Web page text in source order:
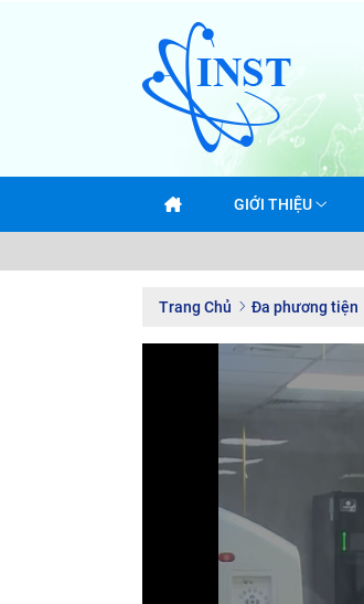
GIỚI THIỆU
Trang Chủ Đa phương tiện